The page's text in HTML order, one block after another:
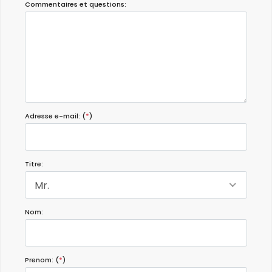
Commentaires et questions:
Adresse e-mail: (*)
Titre:
Mr.
Nom:
Prenom: (*)